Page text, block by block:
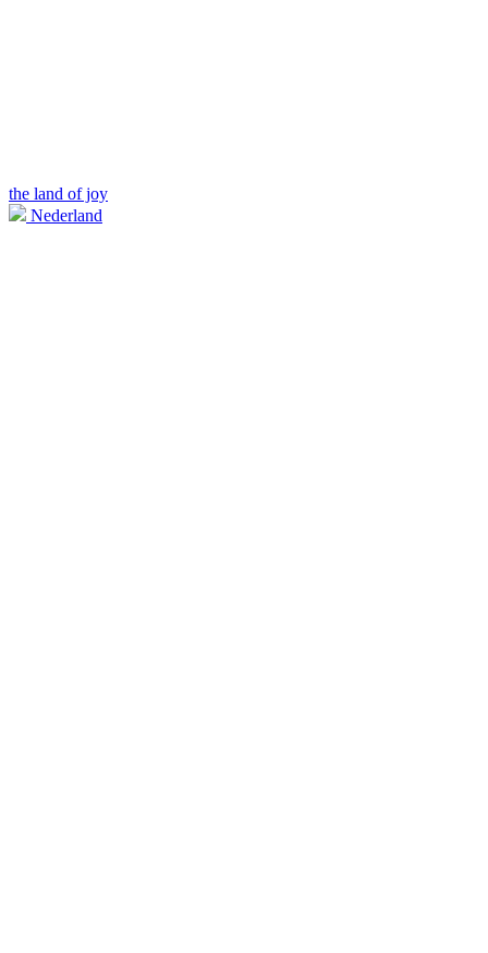
the land of joy
Nederland